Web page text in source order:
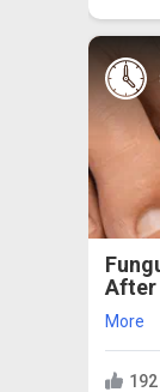
After
More
192